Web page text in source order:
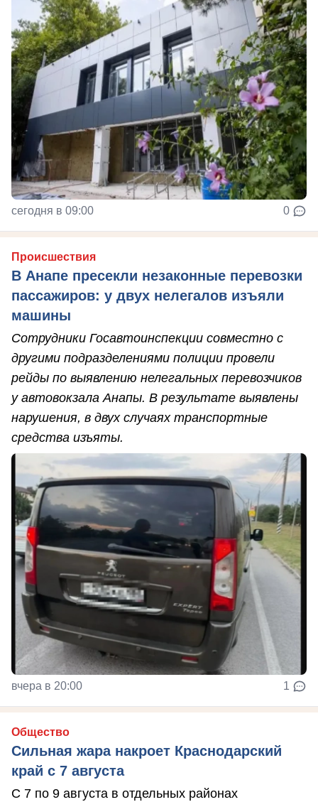
сегодня в 09:00 0
Происшествия
В Анапе пресекли незаконные перевозки
пассажиров: у двух нелегалов изъяли
машины
Сотрудники Госавтоинспекции совместно с
другими подразделениями полиции провели
рейды по выявлению нелегальных перевозчиков
у автовокзала Анапы. В результате выявлены
нарушения, в двух случаях транспортные
средства изъяты.
вчера в 20:00 1
Общество
Сильная жара накроет Краснодарский
край с 7 августа
С 7 по 9 августа в отдельных районах